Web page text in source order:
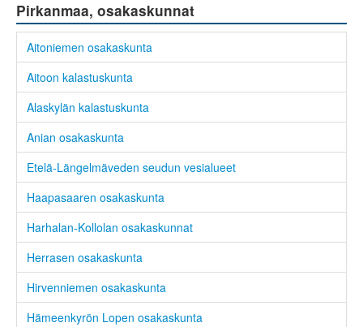
Pirkanmaa, osakaskunnat
Aitoniemen osakaskunta
Aitoon kalastuskunta
Alaskylän kalastuskunta
Anian osakaskunta
Etelä-Längelmäveden seudun vesialueet
Haapasaaren osakaskunta
Harhalan-Kollolan osakaskunnat
Herrasen osakaskunta
Hirvenniemen osakaskunta
Hämeenkyrön Lopen osakaskunta